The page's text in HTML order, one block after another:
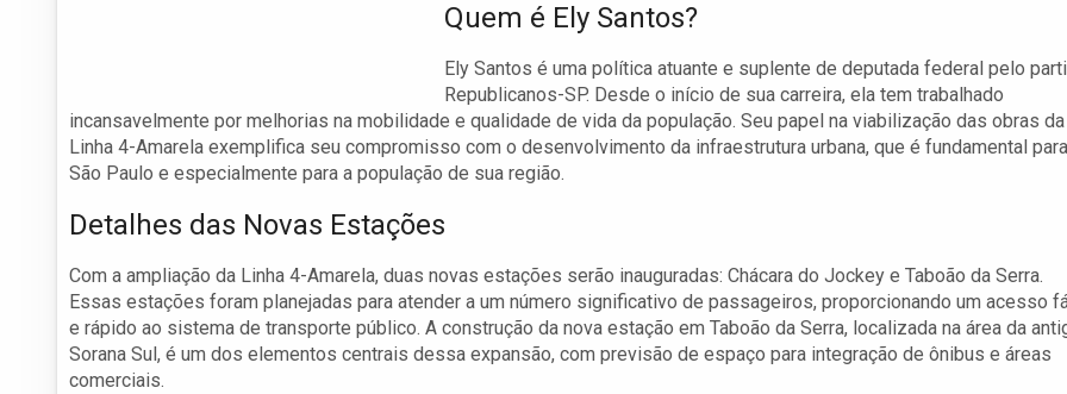
Quem é Ely Santos?
Ely Santos é uma política atuante e suplente de deputada federal pelo
Republicanos-SP. Desde o início de sua carreira, ela tem trabalhado
incansavelmente por melhorias na mobilidade e qualidade de vida da população. Seu papel na viabilização das obras da
Linha 4-Amarela exemplifica seu compromisso com o desenvolvimento da infraestrutura urbana, que é fundamental para
São Paulo e especialmente para a população de sua região.
Detalhes das Novas Estações
Com a ampliação da Linha 4-Amarela, duas novas estações serão inauguradas: Chácara do Jockey e Taboão da Serra.
Essas estações foram planejadas para atender a um número significativo de passageiros, proporcionando um acesso
e rápido ao sistema de transporte público. A construção da nova estação em Taboão da Serra, localizada na área da
Sorana Sul, é um dos elementos centrais dessa expansão, com previsão de espaço para integração de ônibus e áreas
comerciais.